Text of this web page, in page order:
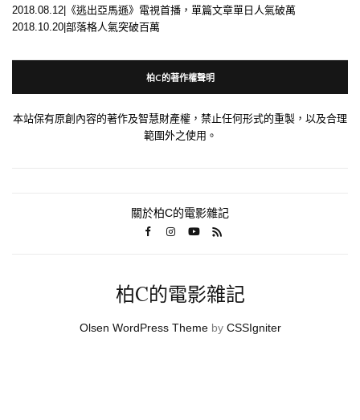
2018.08.12|《逃出亞馬遜》電視首播，單篇文章單日人氣破萬
2018.10.20|部落格人氣突破百萬
柏C的著作權聲明
本站保有原創內容的著作及智慧財產權，禁止任何形式的重製，以及合理
範圍外之使用。
關於柏C的電影雜記
柏C的電影雜記
Olsen WordPress Themeby CSSIgniter